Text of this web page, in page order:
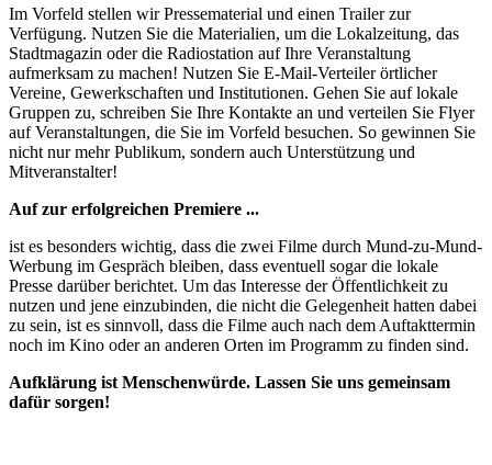
Im Vorfeld stellen wir Pressematerial und einen Trailer zur
Verfügung. Nutzen Sie die Materialien, um die Lokalzeitung, das
Stadtmagazin oder die Radiostation auf Ihre Veranstaltung
aufmerksam zu machen! Nutzen Sie E-Mail-Verteiler örtlicher
Vereine, Gewerkschaften und Institutionen. Gehen Sie auf lokale
Gruppen zu, schreiben Sie Ihre Kontakte an und verteilen Sie Flyer
auf Veranstaltungen, die Sie im Vorfeld besuchen. So gewinnen Sie
nicht nur mehr Publikum, sondern auch Unterstützung und
Mitveranstalter!
Auf zur erfolgreichen Premiere ...
ist es besonders wichtig, dass die zwei Filme durch Mund-zu-Mund-
Werbung im Gespräch bleiben, dass eventuell sogar die lokale
Presse darüber berichtet. Um das Interesse der Öffentlichkeit zu
nutzen und jene einzubinden, die nicht die Gelegenheit hatten dabei
zu sein, ist es sinnvoll, dass die Filme auch nach dem Auftakttermin
noch im Kino oder an anderen Orten im Programm zu finden sind.
Aufklärung ist Menschenwürde. Lassen Sie uns gemeinsam
dafür sorgen!